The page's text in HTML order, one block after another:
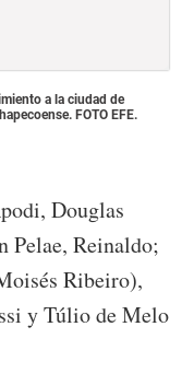
a la ciudad de
FOTO EFE.
Douglas
Reinaldo;
Ribeiro),
y Túlio de Melo